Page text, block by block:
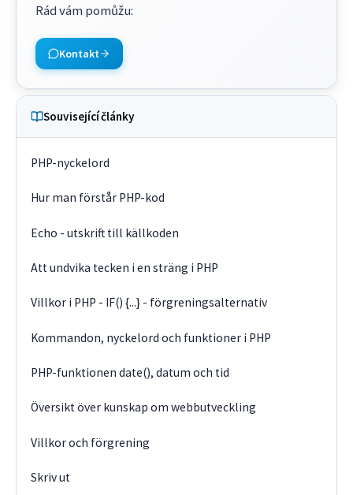
Rád vám pomůžu:
Kontakt
Související články
PHP-nyckelord
Hur man förstår PHP-kod
Echo - utskrift till källkoden
Att undvika tecken i en sträng i PHP
Villkor i PHP - IF() {...} - förgreningsalternativ
Kommandon, nyckelord och funktioner i PHP
PHP-funktionen date(), datum och tid
Översikt över kunskap om webbutveckling
Villkor och förgrening
Skriv ut